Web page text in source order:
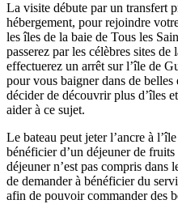
La visite débute par un transfert
hébergement, pour rejoindre
les îles de la baie de Tous les
passerez par les célèbres sites
effectuerez un arrêt sur l’île de
pour vous baigner dans de
décider de découvrir plus d’îles
aider à ce sujet.
Le bateau peut jeter l’ancre à
bénéficier d’un déjeuner de
déjeuner n’est pas compris dans
de demander à bénéficier du
afin de pouvoir commander des